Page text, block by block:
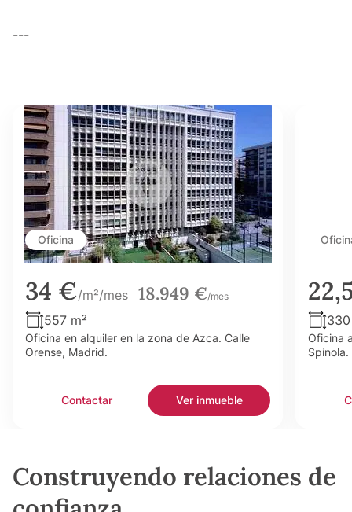
---
Oficina
34 €/m²/mes 18.949 €/mes
557 m²
Oficina en alquiler en la zona de Azca. Calle
Orense, Madrid.
Contactar Ver inmueble
Oficina
Spínola.
Construyendo relaciones de